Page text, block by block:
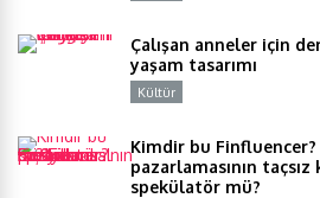
Çalışan anneler için
yaşam tasarımı
Kültür
Kimdir bu
pazarlamasının taçsız
spekülatör mü?